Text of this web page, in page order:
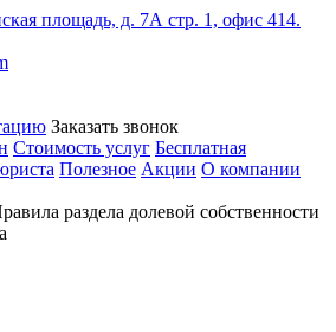
площадь, д. 7А стр. 1, офис 414.
Заказать звонок
Стоимость услуг Бесплатная
Полезное Акции О компании
раздела долевой собственности